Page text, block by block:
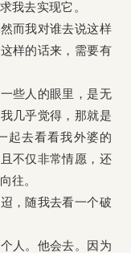
我去实现它。
我对谁去说这样
样的话来，需要有
些人的眼里，是无
几乎觉得，那就是
起去看看我外婆的
不仅非常情愿，还
往。
，随我去看一个破
人。他会去。因为